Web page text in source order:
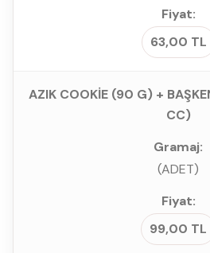
63,00 TL
AZIK COOKİE (90 G) +
CC)
(ADET)
99,00 TL